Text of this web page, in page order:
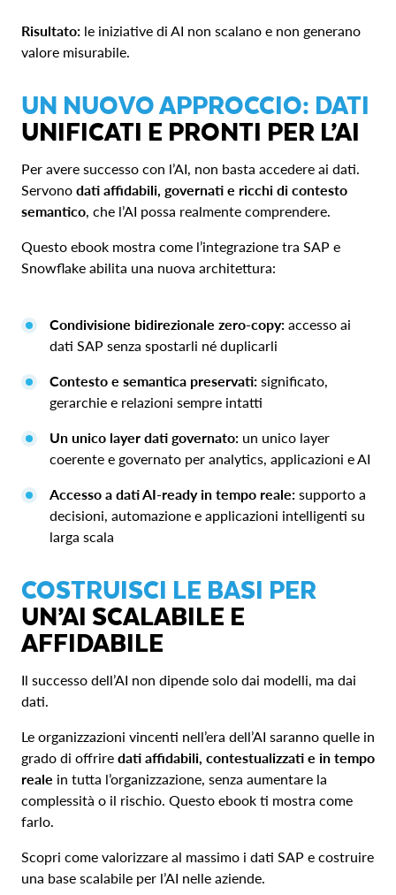
Risultato: le iniziative di AI non scalano e non generano
valore misurabile.
UN NUOVO APPROCCIO: DATI
UNIFICATI E PRONTI PER L’AI
Per avere successo con l’AI, non basta accedere ai dati.
Servono dati affidabili, governati e ricchi di contesto
semantico, che l’AI possa realmente comprendere.
Questo ebook mostra come l’integrazione tra SAP e
Snowflake abilita una nuova architettura:
Condivisione bidirezionale zero-copy: accesso ai
dati SAP senza spostarli né duplicarli
Contesto e semantica preservati: significato,
gerarchie e relazioni sempre intatti
Un unico layer dati governato: un unico layer
coerente e governato per analytics, applicazioni e AI
Accesso a dati AI-ready in tempo reale: supporto a
decisioni, automazione e applicazioni intelligenti su
larga scala
COSTRUISCI LE BASI PER
UN’AI SCALABILE E
AFFIDABILE
Il successo dell’AI non dipende solo dai modelli, ma dai
dati.
Le organizzazioni vincenti nell’era dell’AI saranno quelle in
grado di offrire dati affidabili, contestualizzati e in tempo
reale in tutta l’organizzazione, senza aumentare la
complessità o il rischio. Questo ebook ti mostra come
farlo.
Scopri come valorizzare al massimo i dati SAP e costruire
una base scalabile per l’AI nelle aziende.